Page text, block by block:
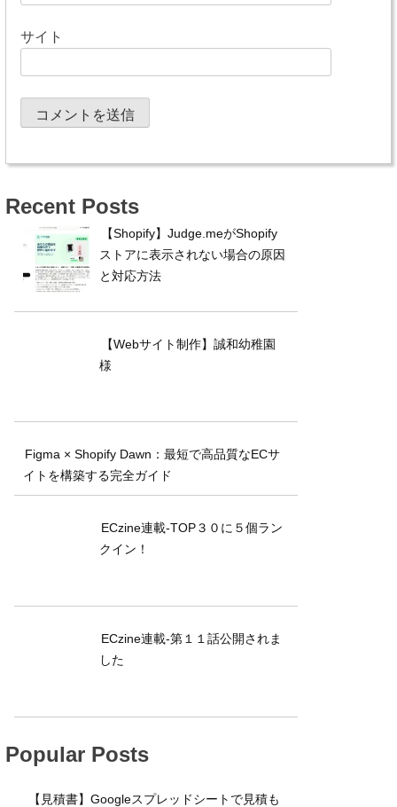
サイト
Recent Posts
【Shopify】Judge.meがShopify
ストアに表示されない場合の原因
と対応方法
【Webサイト制作】誠和幼稚園
様
Figma × Shopify Dawn：最短で高品質なECサ
イトを構築する完全ガイド
ECzine連載-TOP３０に５個ラン
クイン！
ECzine連載-第１１話公開されま
した
Popular Posts
【見積書】Googleスプレッドシートで見積も